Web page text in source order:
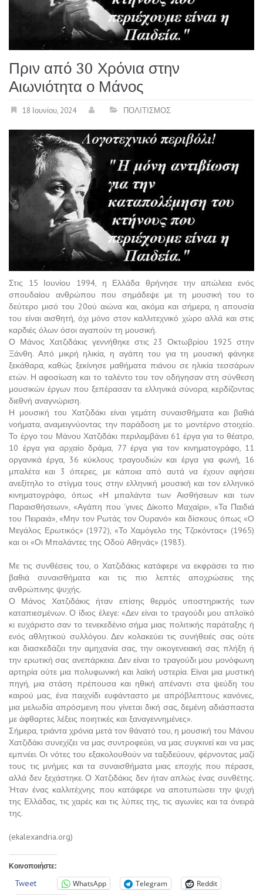
Πριν από 30 Χρόνια στην
Αιωνιότητα ο Μάνος
18 Ιουνίου, 2024 ΠΟΛΙΤΙΣΜΟΣ
Στις 15 Ιουνίου 1994, η Ελλάδα θρήνησε την απώλεια ενός
σπουδαίου ανθρώπου που σημάδεψε με τη μουσική του το
δεύτερο μισό του 20ού αιώνα και, ακόμα και σήμερα, η απουσία
του είναι αισθητή, όχι μόνο στον καλλιτεχνικό χώρο αλλά και στις
καρδιές όλων όσοι αγαπούν τη μουσική.
Ο Μάνος Χατζιδάκις γεννήθηκε στις 23 Οκτωβρίου 1925 στην
Ξάνθη. Από μικρή ηλικία, η αγάπη του για τη μουσική φάνηκε
ξεκάθαρα, καθώς ξεκίνησε μαθήματα πιάνου σε ηλικία τεσσάρων
ετών. Η αφοσίωση και το ταλέντο του τον οδήγησαν στη σύνθεση
μουσικών έργων που ξεπέρασαν τα ελληνικά σύνορα, κερδίζοντας
διεθνή αναγνώριση.
Η μουσική του Χατζιδάκι είναι γεμάτη συναισθήματα και βαθιά
νοήματα, αναμειγνύοντας την παράδοση με το μοντέρνο στοιχείο.
Το έργο του Μάνου Χατζιδάκι περιλαμβάνει 61 έργα για το θέατρο,
10 έργα για αρχαίο δράμα, 77 έργα για τον κινηματογράφο, 11
οργανικά έργα, 36 κύκλους τραγουδιών και έργα για φωνή, 16
μπαλέτα και 3 όπερες, με κάποια από αυτά να έχουν αφήσει
ανεξίτηλο το στίγμα τους στην ελληνική μουσική και τον ελληνικό
κινηματογράφο, όπως «Η μπαλάντα των Αισθήσεων και των
Παραισθήσεων», «Αγάπη που ‘γινες Δίκοπο Μαχαίρι», «Τα Παιδιά
του Πειραιά», «Μην τον Ρωτάς τον Ουρανό» και δίσκους όπως «Ο
Μεγάλος Ερωτικός» (1972), «Το Χαμόγελο της Τζοκόντας» (1965)
και οι «Οι Μπαλάντες της Οδού Αθηνάς» (1983).
Με τις συνθέσεις του, ο Χατζιδάκις κατάφερε να εκφράσει τα πιο
βαθιά συναισθήματα και τις πιο λεπτές αποχρώσεις της
ανθρώπινης ψυχής.
Ο Μάνος Χατζιδάκις ήταν επίσης θερμός υποστηρικτής των
καταπιεσμένων. Ο ίδιος έλεγε: «Δεν είναι το τραγούδι μου απλοϊκό
κι ευχάριστο σαν το τενεκεδένιο σήμα μιας πολιτικής παράταξης ή
ενός αθλητικού συλλόγου. Δεν κολακεύει τις συνήθειές σας ούτε
και διασκεδάζει την αμηχανία σας, την οικογενειακή σας πλήξη ή
την ερωτική σας ανεπάρκεια. Δεν είναι το τραγούδι μου μονόφωνη
αρτηρία ούτε μια πολυφωνική και λαϊκή υστερία. Είναι μια μυστική
πηγή, μια στάση πρέπουσα και ηθική απέναντι στα ψεύδη του
καιρού μας, ένα παιχνίδι ευφάνταστο με απρόβλεπτους κανόνες,
μια μελωδία απρόσμενη που γίνεται δική σας, δεμένη αδιάσπαστα
με άφθαρτες λέξεις ποιητικές και ξαναγεννημένες».
Σήμερα, τριάντα χρόνια μετά τον θάνατό του, η μουσική του Μάνου
Χατζιδάκι συνεχίζει να μας συντροφεύει, να μας συγκινεί και να μας
εμπνέει. Οι νότες του εξακολουθούν να ταξιδεύουν, φέρνοντας μαζί
τους τις μνήμες και τα συναισθήματα μιας εποχής που πέρασε,
αλλά δεν ξεχάστηκε. Ο Χατζιδάκις δεν ήταν απλώς ένας συνθέτης.
Ήταν ένας καλλιτέχνης που κατάφερε να αποτυπώσει την ψυχή
της Ελλάδας, τις χαρές και τις λύπες της, τις αγωνίες και τα όνειρά
της.
(ekalexandria.org)
Κοινοποιήστε:
Tweet WhatsApp Telegram
Reddit